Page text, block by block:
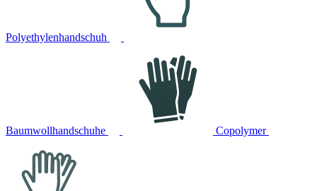
Polyethylenhandschuh
Baumwollhandschuhe Copolymer